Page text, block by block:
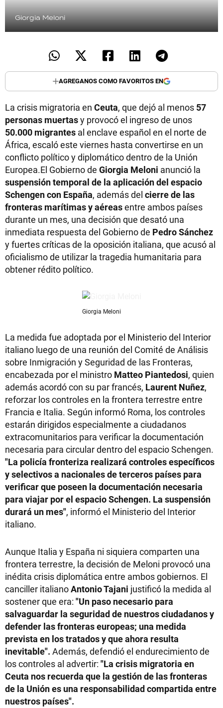
Giorgia Meloni
AGREGANOS COMO FAVORITOS EN
La crisis migratoria en Ceuta, que dejó al menos 57
personas muertasy provocó el ingreso de unos
50.000 migrantes al enclave español en el norte de
África, escaló este viernes hasta convertirse en un
conflicto político y diplomático dentro de la Unión
Europea.El Gobierno de Giorgia Meloni anunció la
suspensión temporal de la aplicación del espacio
Schengen con España, además del cierre de las
fronteras marítimas y aéreasentre ambos países
durante un mes, una decisión que desató una
inmediata respuesta del Gobierno de Pedro Sánchez
y fuertes críticas de la oposición italiana, que acusó al
oficialismo de utilizar la tragedia humanitaria para
obtener rédito político.
Giorgia Meloni
La medida fue adoptada por el Ministerio del Interior
italiano luego de una reunión del Comité de Análisis
sobre Inmigración y Seguridad de las Fronteras,
encabezada por el ministro Matteo Piantedosi, quien
además acordó con su par francés, Laurent Nuñez,
reforzar los controles en la frontera terrestre entre
Francia e Italia. Según informó Roma, los controles
estarán dirigidos especialmente a ciudadanos
extracomunitarios para verificar la documentación
necesaria para circular dentro del espacio Schengen.
"La policía fronteriza realizará controles específicos
y selectivos a nacionales de terceros países para
verificar que poseen la documentación necesaria
para viajar por el espacio Schengen. La suspensión
durará un mes", informó el Ministerio del Interior
italiano.
Aunque Italia y España ni siquiera comparten una
frontera terrestre, la decisión de Meloni provocó una
inédita crisis diplomática entre ambos gobiernos. El
canciller italianoAntonio Tajani justificó la medida al
sostener que era: "Un paso necesario para
salvaguardar la seguridad de nuestros ciudadanos y
defender las fronteras europeas; una medida
prevista en los tratados y que ahora resulta
inevitable". Además, defendió el endurecimiento de
los controles al advertir: "La crisis migratoria en
Ceuta nos recuerda que la gestión de las fronteras
de la Unión es una responsabilidad compartida entre
nuestros países".